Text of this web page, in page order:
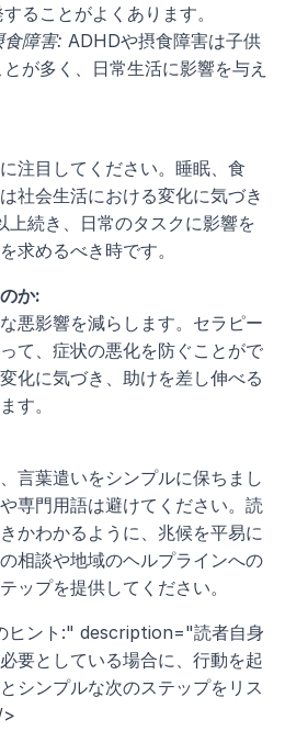
ることがよくあります。
障害: ADHDや摂食障害は子供
が多く、日常生活に影響を与え
注目してください。睡眠、食
社会生活における変化に気づき
上続き、日常のタスクに影響を
求めるべき時です。
か:
悪影響を減らします。セラピー
て、症状の悪化を防ぐことがで
化に気づき、助けを差し伸べる
す。
言葉遣いをシンプルに保ちまし
専門用語は避けてください。読
かわかるように、兆候を平易に
相談や地域のヘルプラインへの
ップを提供してください。
ント:" description="読者自身
要としている場合に、行動を起
シンプルな次のステップをリス
>